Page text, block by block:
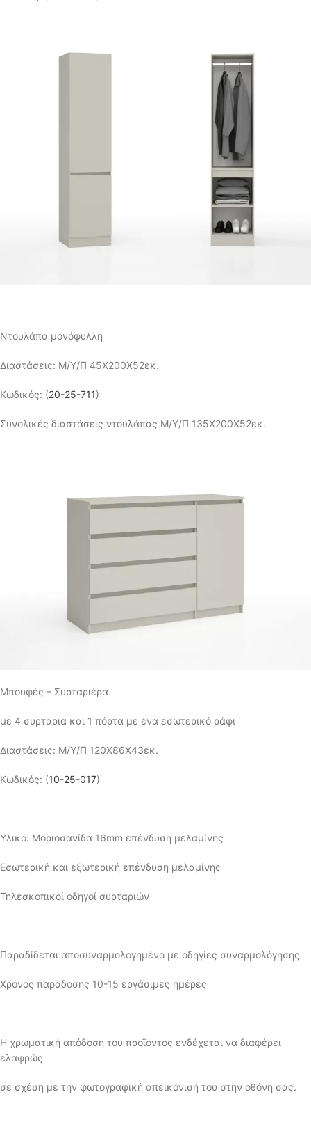
Ντουλάπα μονόφυλλη
Διαστάσεις: Μ/Υ/Π 45Χ200Χ52εκ.
Κωδικός: (20-25-711)
Συνολικές διαστάσεις ντουλάπας Μ/Υ/Π 135Χ200Χ52εκ.
Μπουφές – Συρταριέρα
με 4 συρτάρια και 1 πόρτα με ένα εσωτερικό ράφι
Διαστάσεις: Μ/Υ/Π 120Χ86Χ43εκ.
Κωδικός: (10-25-017)
Υλικό: Μοριοσανίδα 16mm επένδυση μελαμίνης
Εσωτερική και εξωτερική επένδυση μελαμίνης
Τηλεσκοπικοί οδηγοί συρταριών
Παραδίδεται αποσυναρμολογημένο με οδηγίες συναρμολόγησης
Χρόνος παράδοσης 10-15 εργάσιμες ημέρες
Η χρωματική απόδοση του προϊόντος ενδέχεται να διαφέρει
ελαφρώς
σε σχέση με την φωτογραφική απεικόνισή του στην οθόνη σας.